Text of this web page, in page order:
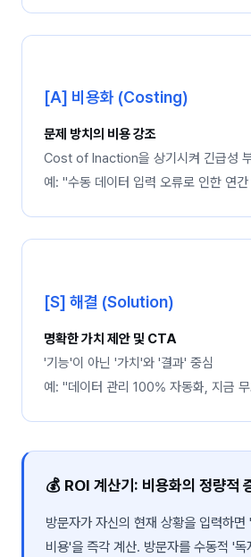
[A] 비용화 (Costing)
문제 방치의 비용 강조
Cost of Inaction을 상기시켜 긴급성
예: "수동 데이터 입력 오류로 인한 연
[S] 해결 (Solution)
명확한 가치 제안 및 CTA
'기능'이 아닌 '가치'와 '결과' 중심
예: "데이터 관리 100% 자동화, 지금
💰 ROI 계산기: 비용화의 정량적
방문자가 자신의 현재 상황을 입력하
비용'을 즉각 계산. 방문자를 수동적 '독